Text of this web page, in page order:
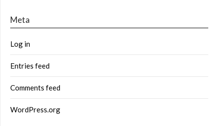
Meta
Log in
Entries feed
Comments feed
WordPress.org